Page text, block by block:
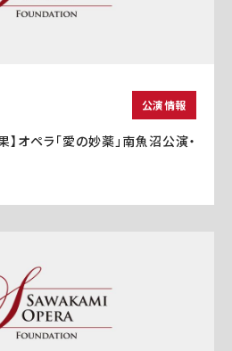
公演情報
】オペラ「愛の妙薬」南魚沼公演・